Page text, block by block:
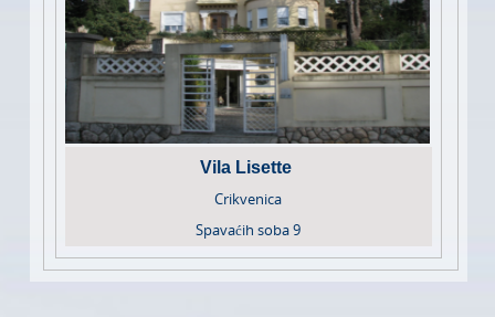
Vila Lisette
Crikvenica
Spavaćih soba9